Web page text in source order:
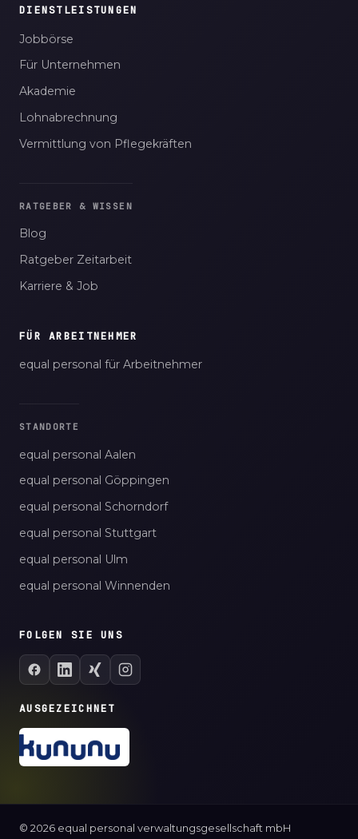
DIENSTLEISTUNGEN
Jobbörse
Für Unternehmen
Akademie
Lohnabrechnung
Vermittlung von Pflegekräften
RATGEBER & WISSEN
Blog
Ratgeber Zeitarbeit
Karriere & Job
FÜR ARBEITNEHMER
equal personal für Arbeitnehmer
STANDORTE
equal personal Aalen
equal personal Göppingen
equal personal Schorndorf
equal personal Stuttgart
equal personal Ulm
equal personal Winnenden
FOLGEN SIE UNS
AUSGEZEICHNET
© 2026 equal personal verwaltungsgesellschaft mbH